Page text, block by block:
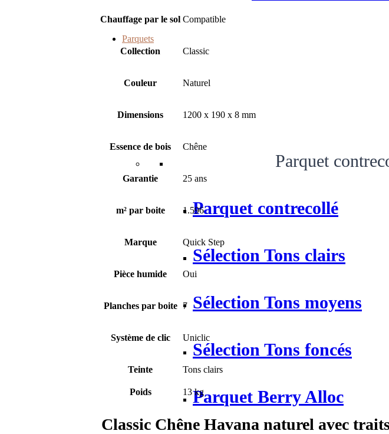
Parquets
Parquet
Parquet contrecollé
Sélection Tons clairs
Sélection Tons moyens
Sélection Tons foncés
Parquet Berry Alloc
Chauffage par le sol Compatible
Collection Classic
Couleur Naturel
Dimensions 1200 x 190 x 8 mm
Essence de bois Chêne
Garantie 25 ans
m² par boite 1.596
Marque Quick Step
Pièce humide Oui
Planches par boite 7
Système de clic Uniclic
Teinte Tons clairs
Poids 13 kg
Classic Chêne Havana naturel avec